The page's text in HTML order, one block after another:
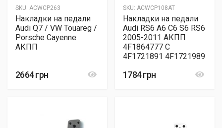
SKU: ACWCP263
Накладки на педали
Audi Q7 / VW Touareg /
Porsche Cayenne
АКПП
2664 грн
SKU: ACWCP108AT
Накладки на педали
Audi RS6 A6 C6 S6 RS6
2005-2011 АКПП
4F1864777 C
4F1721891 4F1721989
1784 грн